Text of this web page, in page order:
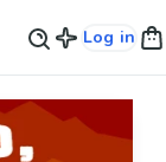
Log in